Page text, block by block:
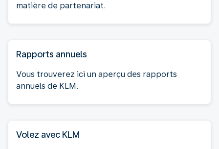
matière de partenariat.
Rapports annuels
Vous trouverez ici un aperçu des rapports
annuels de KLM.
Volez avec KLM